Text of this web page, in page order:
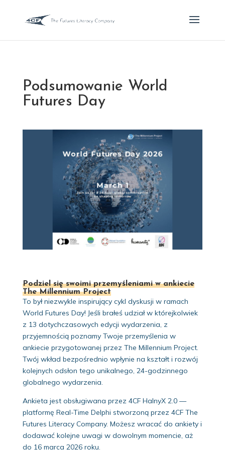
Podsumowanie World
Futures Day
Podziel się swoimi przemyśleniami w ankiecie
The Millennium Project
To był niezwykle inspirujący cykl dyskusji w ramach
World Futures Day! Jeśli brałeś udział w którejkolwiek
z 13 dotychczasowych edycji wydarzenia, z
przyjemnością poznamy Twoje przemyślenia w
ankiecie przygotowanej przez The Millennium Project.
Twój wkład bezpośrednio wpłynie na kształt i rozwój
kolejnych odsłon tego unikalnego, 24-godzinnego
globalnego wydarzenia.
Ankieta jest obsługiwana przez 4CF HalnyX 2.0 —
platformę Real-Time Delphi stworzoną przez 4CF The
Futures Literacy Company. Możesz wracać do ankiety i
dodawać kolejne uwagi w dowolnym momencie, aż
do 16 marca 2026 roku.